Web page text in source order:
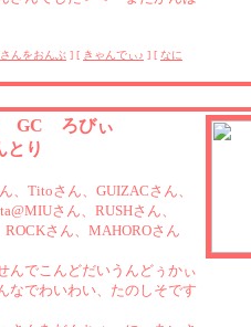
んをおんぶ ] [ きゃんでぃ♪ ] [ なに
GC ろびぃ
とり
、Titoさん、GUIZACさん、
さん、RUSHさん、
さん、MAHOROさん
んでこんどだいうんどぅかぃ
なでわいわい、たのしそです